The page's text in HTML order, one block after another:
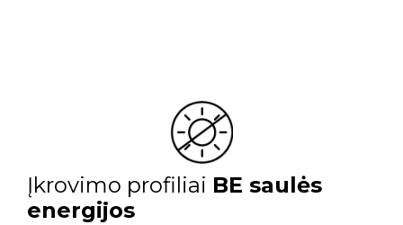
Įkrovimo profiliai BE saulės
energijos